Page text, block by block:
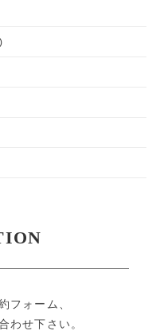
フォーム、
わせ下さい。